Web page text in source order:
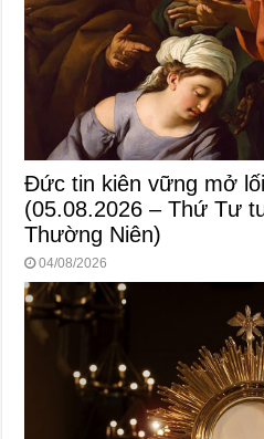
Đức tin kiên vững mở
(05.08.2026 – Thứ Tư
Thường Niên)
04/08/2026